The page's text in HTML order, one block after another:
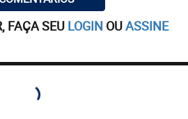
FAÇA SEU LOGIN OUASSINE